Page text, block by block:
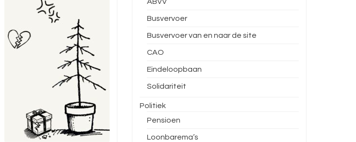
Busvervoer
Busvervoer van en naar de site
CAO
Eindeloopbaan
Solidariteit
Politiek
Pensioen
Loonbarema’s